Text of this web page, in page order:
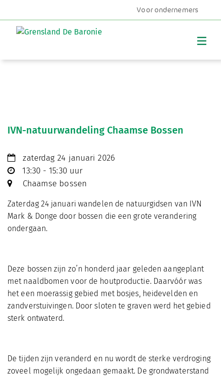
Voor ondernemers
IVN-natuurwandeling Chaamse Bossen
zaterdag 24 januari 2026
13:30 - 15:30 uur
Chaamse bossen
Zaterdag 24 januari wandelen de natuurgidsen van IVN
Mark & Donge door bossen die een grote verandering
ondergaan.
Deze bossen zijn zo’n honderd jaar geleden aangeplant
met naaldbomen voor de houtproductie. Daarvóór was
het een moerassig gebied met bosjes, heidevelden en
zandverstuivingen. Door sloten te graven werd het gebied
sterk ontwaterd.
De tijden zijn veranderd en nu wordt de sterke verdroging
zoveel mogelijk ongedaan gemaakt. De grondwaterstand